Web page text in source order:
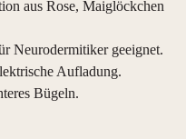
aus Rose, Maiglöckchen
Neurodermitiker geeignet.
Aufladung.
Bügeln.